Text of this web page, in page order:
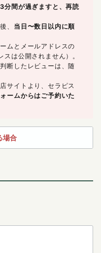
分間が過ぎますと、再読
、 当日〜数日以内に順
ムとメールアドレスの
は公開されません）。
断したレビューは、随
サイトより、セラピス
ームからはご予約いた
場合